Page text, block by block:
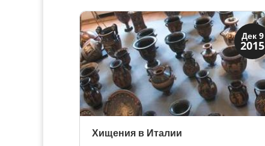
Дек 9
2015
Искусство
Музеи
Хищения в Италии